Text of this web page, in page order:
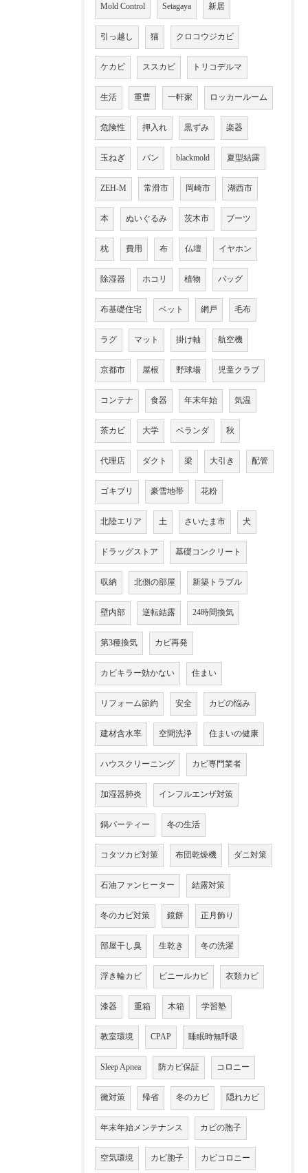
Mold Control Setagaya 新居
引っ越し 猫 クロコウジカビ
ケカビ ススカビ トリコデルマ
生活 重曹 一軒家 ロッカールーム
危険性 押入れ 黒ずみ 楽器
玉ねぎ パン blackmold 夏型結露
ZEH-M 常滑市 岡崎市 湖西市
本 ぬいぐるみ 茨木市 ブーツ
枕 費用 布 仏壇 イヤホン
除湿器 ホコリ 植物 バッグ
布基礎住宅 ベット 網戸 毛布
ラグ マット 掛け軸 航空機
京都市 屋根 野球場 児童クラブ
コンテナ 食器 年末年始 気温
茶カビ 大学 ベランダ 秋
代理店 ダクト 梁 大引き 配管
ゴキブリ 豪雪地帯 花粉
北陸エリア 土 さいたま市 犬
ドラッグストア 基礎コンクリート
収納 北側の部屋 新築トラブル
壁内部 逆転結露 24時間換気
第3種換気 カビ再発
カビキラー効かない 住まい
リフォーム節約 安全 カビの悩み
建材含水率 空間洗浄 住まいの健康
ハウスクリーニング カビ専門業者
加湿器肺炎 インフルエンザ対策
鍋パーティー 冬の生活
コタツカビ対策 布団乾燥機 ダニ対策
石油ファンヒーター 結露対策
冬のカビ対策 鏡餅 正月飾り
部屋干し臭 生乾き 冬の洗濯
浮き輪カビ ビニールカビ 衣類カビ
漆器 重箱 木箱 学習塾
教室環境 CPAP 睡眠時無呼吸
Sleep Apnea 防カビ保証 コロニー
黴対策 帰省 冬のカビ 隠れカビ
年末年始メンテナンス カビの胞子
空気環境 カビ胞子 カビコロニー